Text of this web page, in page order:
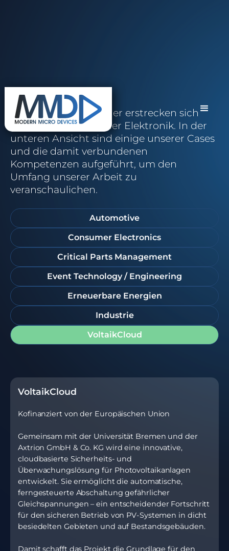
Cases
Unsere Aufgabenfelder erstrecken sich
über viele Bereiche der Elektronik. In der
unteren Ansicht sind einige unserer Cases
und die damit verbundenen
Kompetenzen aufgeführt, um den
Umfang unserer Arbeit zu
veranschaulichen.
Automotive
Consumer Electronics
Critical Parts Management
Event Technology / Engineering
Erneuerbare Energien
Industrie
VoltaikCloud
VoltaikCloud
Kofinanziert von der Europäischen Union
Gemeinsam mit der Universität Bremen und der
Axtrion GmbH & Co. KG wird eine innovative,
cloudbasierte Sicherheits- und
Überwachungslösung für Photovoltaikanlagen
entwickelt. Sie ermöglicht die automatische,
ferngesteuerte Abschaltung gefährlicher
Gleichspannungen – ein entscheidender Fortschritt
für den sicheren Betrieb von PV-Systemen in dicht
besiedelten Gebieten und auf Bestandsgebäuden.
Damit schafft das Projekt die Grundlage für den